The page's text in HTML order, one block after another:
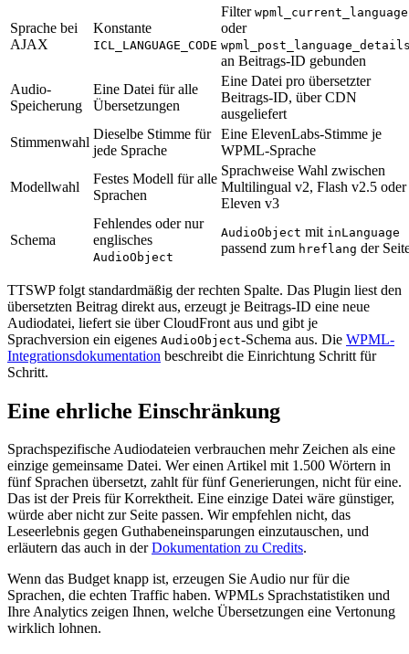
Sprache bei
AJAX
Konstante
ICL_LANGUAGE_CODE
Filter wpml_current_language
oder
an Beitrags-ID gebunden
Audio-
Speicherung
Eine Datei für alle
Übersetzungen
Eine Datei pro übersetzter
Beitrags-ID, über CDN
ausgeliefert
Stimmenwahl
Dieselbe Stimme für
jede Sprache
Eine ElevenLabs-Stimme je
WPML-Sprache
Modellwahl
Festes Modell für alle
Sprachen
Sprachweise Wahl zwischen
Multilingual v2, Flash v2.5 oder
Eleven v3
Schema
Fehlendes oder nur
englisches
AudioObject
AudioObject mit inLanguage
passend zum hreflang der
TTSWP folgt standardmäßig der rechten Spalte. Das Plugin liest den
übersetzten Beitrag direkt aus, erzeugt je Beitrags-ID eine neue
Audiodatei, liefert sie über CloudFront aus und gibt je
Sprachversion ein eigenes AudioObject-Schema aus. Die WPML-
Integrationsdokumentation beschreibt die Einrichtung Schritt für
Schritt.
Eine ehrliche Einschränkung
Sprachspezifische Audiodateien verbrauchen mehr Zeichen als eine
einzige gemeinsame Datei. Wer einen Artikel mit 1.500 Wörtern in
fünf Sprachen übersetzt, zahlt für fünf Generierungen, nicht für eine.
Das ist der Preis für Korrektheit. Eine einzige Datei wäre günstiger,
würde aber nicht zur Seite passen. Wir empfehlen nicht, das
Leseerlebnis gegen Guthabeneinsparungen einzutauschen, und
erläutern das auch in derDokumentation zu Credits.
Wenn das Budget knapp ist, erzeugen Sie Audio nur für die
Sprachen, die echten Traffic haben. WPMLs Sprachstatistiken und
Ihre Analytics zeigen Ihnen, welche Übersetzungen eine Vertonung
wirklich lohnen.